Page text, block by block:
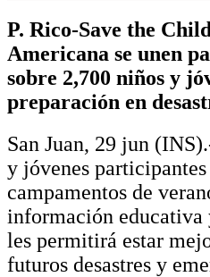
P. Rico-Save the
Americana se unen
sobre 2,700 niños y
preparación en
San Juan, 29 jun
y jóvenes participantes
campamentos de
información educativa
les permitirá estar
futuros desastres y